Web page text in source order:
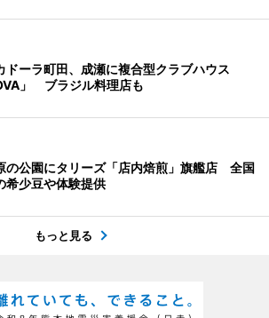
ドーラ町田、成瀬に複合型クラブハウス
」 ブラジル料理店も
の公園にタリーズ「店内焙煎」旗艦店 全国
希少豆や体験提供
もっと見る